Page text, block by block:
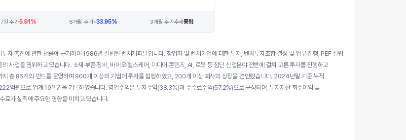
7일 주가5.91% 6개월 주가-33.95% 3개월 주가추세중립
자 촉진에 관한 법률에 근거하여 1986년 설립된 벤처캐피탈입니다. 창업자 및 벤처기업에 대한 투자, 벤처투자조합 결성 및 업무 집행, PEF 설립
사업을 영위하고 있습니다. 소재·부품·장비, 바이오·헬스케어, 미디어·콘텐츠, AI, 로봇 등 첨단 산업분야 전반에 걸쳐 고른 투자를 진행하고
지 총 86개의 펀드를 운영하며 900개 이상의 기업에 투자를 집행하였고, 200개 이상 회사의 상장을 견인했습니다. 2024년말 기준 누적
억원으로 업계 10위권을 기록하였습니다. 영업수익은 투자수익(38.3%)과 수수료수익(57.2%)으로 구성되며, 투자자산 회수이익 및
료가 실적에 주요한 영향을 미치고 있습니다.